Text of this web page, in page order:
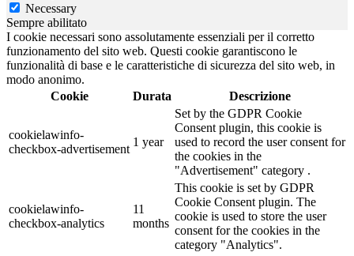
Necessary
Sempre abilitato
I cookie necessari sono assolutamente essenziali per il corretto
funzionamento del sito web. Questi cookie garantiscono le
funzionalità di base e le caratteristiche di sicurezza del sito web, in
modo anonimo.
Cookie
Durata Descrizione
cookielawinfo-
checkbox-advertisement
1 year
Set by the GDPR Cookie
Consent plugin, this cookie is
used to record the user consent for
the cookies in the
"Advertisement" category .
cookielawinfo-
checkbox-analytics
11
months
This cookie is set by GDPR
Cookie Consent plugin. The
cookie is used to store the user
consent for the cookies in the
category "Analytics".